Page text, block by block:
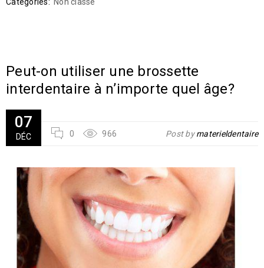
Peut-on utiliser une brossette
interdentaire à n’importe quel âge?
07
DÉC 0 966 Post bymaterieldentaire